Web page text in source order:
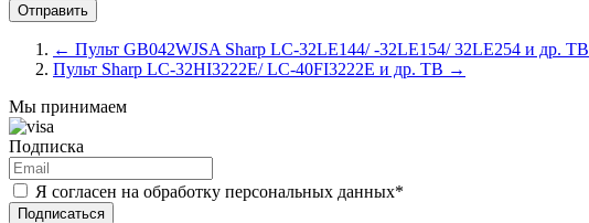
← Пульт GB042WJSA Sharp LC-32LE144/ -32LE154/ 32LE254 и др. ТВ
Пульт Sharp LC-32HI3222E/ LC-40FI3222E и др. ТВ →
Мы принимаем
Подписка
Я согласен на обработку персональных данных*
Подписаться